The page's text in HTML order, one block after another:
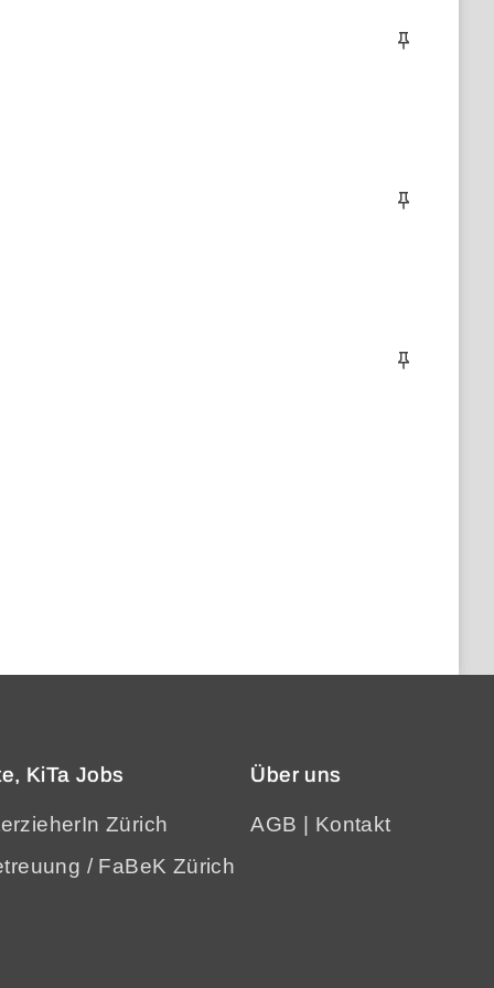
KiTa Jobs
Zürich
/ FaBeK Zürich
Über uns
AGB | Kontakt